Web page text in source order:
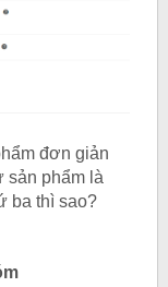
đơn giản
sản phẩm là
ba thì sao?